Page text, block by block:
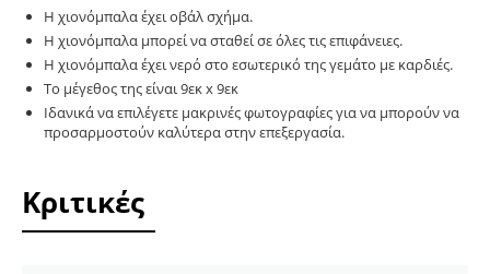
Η χιονόμπαλα έχει οβάλ σχήμα.
Η χιονόμπαλα μπορεί να σταθεί σε όλες τις επιφάνειες.
Η χιονόμπαλα έχει νερό στο εσωτερικό της γεμάτο με καρδιές.
Το μέγεθος της είναι 9εκ x 9εκ
Ιδανικά να επιλέγετε μακρινές φωτογραφίες για να μπορούν να
προσαρμοστούν καλύτερα στην επεξεργασία.
Κριτικές